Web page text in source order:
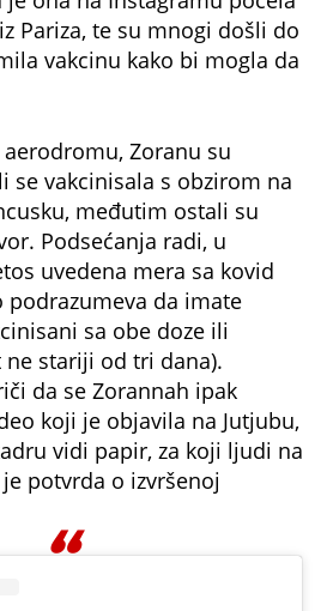
Pariza, te su mnogi došli do
vakcinu kako bi mogla da
Zoranu su
se vakcinisala s obzirom na
međutim ostali su
Podsećanja radi, u
uvedena mera sa kovid
podrazumeva da imate
sa obe doze ili
ne stariji od tri dana).
da se Zorannah ipak
koji je objavila na Jutjubu,
vidi papir, za koji ljudi na
potvrda o izvršenoj